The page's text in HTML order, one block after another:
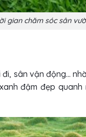
gian chăm sóc sân
sân vận động…
đậm đẹp